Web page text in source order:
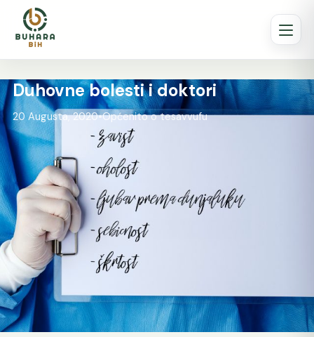
Duhovne bolesti i doktori
20 Augusta, 2020•Općenito o tesavvufu